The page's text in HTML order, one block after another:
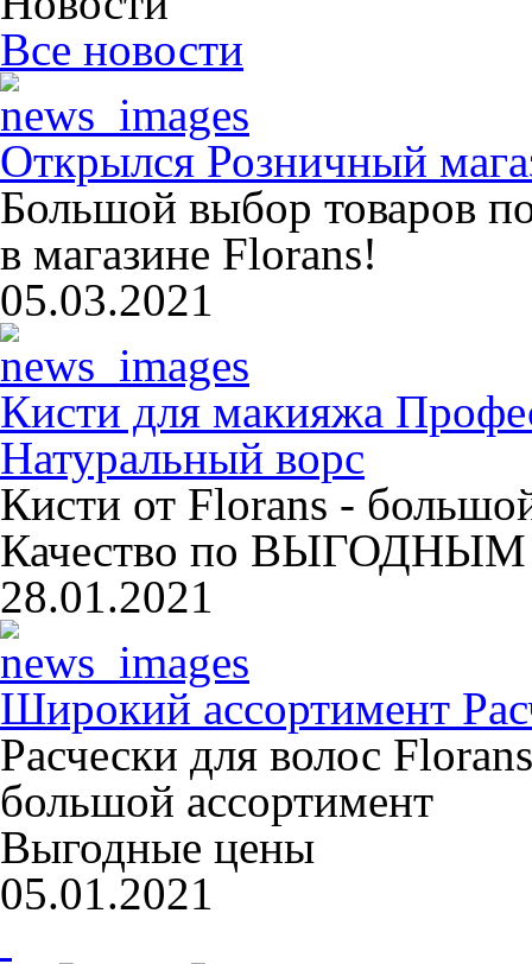
Все новости
Открылся Розничный
Большой выбор товаров
в магазине Florans!
05.03.2021
Кисти для макияжа
Натуральный ворс
Кисти от Florans -
Качество по ВЫГОДНЫМ
28.01.2021
Широкий ассортимент
Расчески для волос Florans
большой ассортимент
Выгодные цены
05.01.2021